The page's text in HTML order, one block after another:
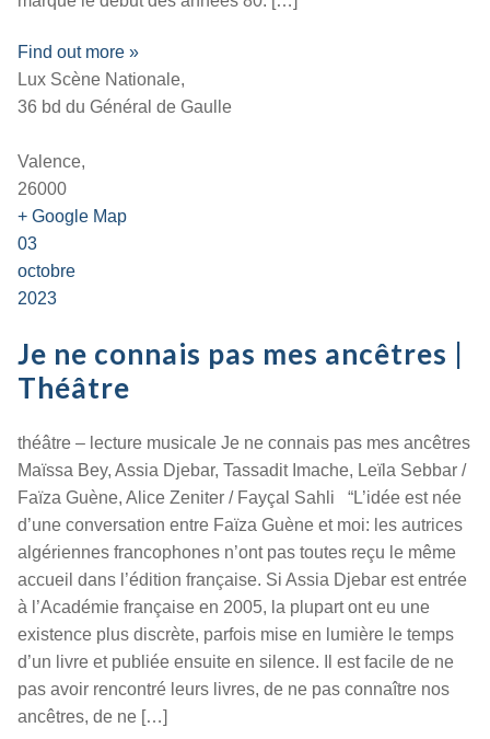
Find out more »
Lux Scène Nationale,
36 bd du Général de Gaulle
Valence,
26000
+ Google Map
03
octobre
2023
Je ne connais pas mes ancêtres |
Théâtre
théâtre – lecture musicale Je ne connais pas mes ancêtres
Maïssa Bey, Assia Djebar, Tassadit Imache, Leïla Sebbar /
Faïza Guène, Alice Zeniter / Fayçal Sahli “L’idée est née
d’une conversation entre Faïza Guène et moi: les autrices
algériennes francophones n’ont pas toutes reçu le même
accueil dans l’édition française. Si Assia Djebar est entrée
à l’Académie française en 2005, la plupart ont eu une
existence plus discrète, parfois mise en lumière le temps
d’un livre et publiée ensuite en silence. Il est facile de ne
pas avoir rencontré leurs livres, de ne pas connaître nos
ancêtres, de ne […]